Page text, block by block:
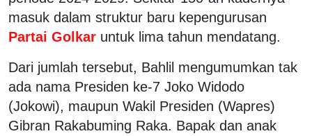
masuk dalam struktur baru kepengurusan
Partai Golkar untuk lima tahun mendatang.
Dari jumlah tersebut, Bahlil mengumumkan tak
ada nama Presiden ke-7 Joko Widodo
(Jokowi), maupun Wakil Presiden (Wapres)
Gibran Rakabuming Raka. Bapak dan anak